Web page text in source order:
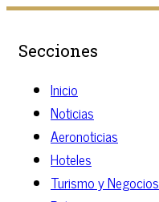
Secciones
Inicio
Noticias
Aeronoticias
Hoteles
Turismo y Negocios